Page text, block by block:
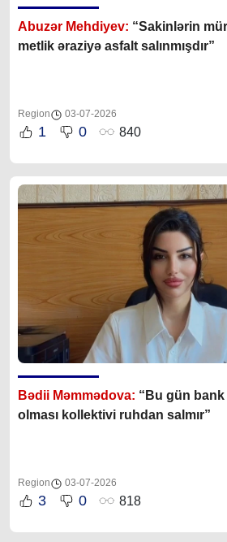
Abuzər Mehdiyev: “Sakinlərin
metlik əraziyə asfalt salınmışdır”
Region 03-07-2026
1 0 840
Bədii Məmmədova: “Bu gün bank
olması kollektivi ruhdan salmır”
Region 03-07-2026
3 0 818